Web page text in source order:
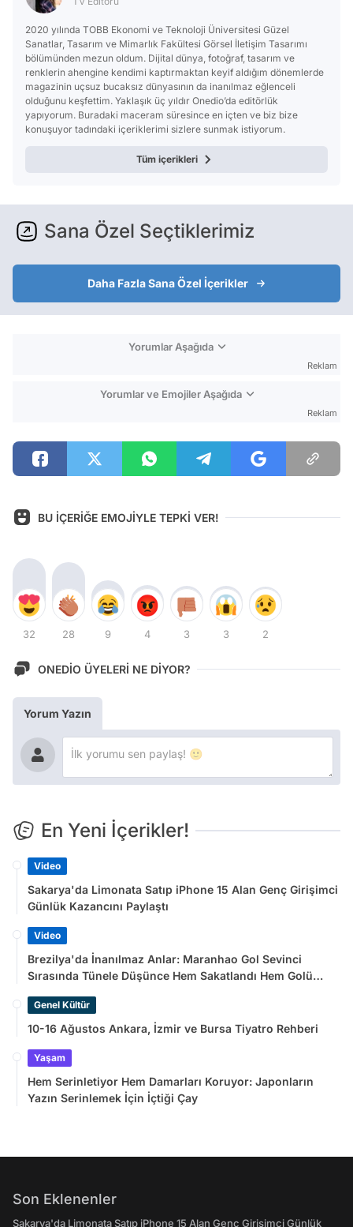
2020 yılında TOBB Ekonomi ve Teknoloji Üniversitesi Güzel
Sanatlar, Tasarım ve Mimarlık Fakültesi Görsel İletişim Tasarımı
bölümünden mezun oldum. Dijital dünya, fotoğraf, tasarım ve
renklerin ahengine kendimi kaptırmaktan keyif aldığım dönemlerde
magazinin uçsuz bucaksız dünyasının da inanılmaz eğlenceli
olduğunu keşfettim. Yaklaşık üç yıldır Onedio’da editörlük
yapıyorum. Buradaki maceram süresince en içten ve biz bize
konuşuyor tadındaki içeriklerimi sizlere sunmak istiyorum.
Tüm içerikleri
Sana Özel Seçtiklerimiz
Daha Fazla Sana Özel İçerikler
Yorumlar Aşağıda
Reklam
Yorumlar ve Emojiler Aşağıda
Reklam
BU İÇERİĞE EMOJİYLE TEPKİ VER!
32 28 9 4 3 3 2
ONEDİO ÜYELERİ NE DİYOR?
Yorum Yazın
En Yeni İçerikler!
Video
Sakarya'da Limonata Satıp iPhone 15 Alan Genç Girişimci
Günlük Kazancını Paylaştı
Video
Brezilya'da İnanılmaz Anlar: Maranhao Gol Sevinci
Sırasında Tünele Düşünce Hem Sakatlandı Hem Golü
Genel Kültür
10-16 Ağustos Ankara, İzmir ve Bursa Tiyatro Rehberi
Yaşam
Hem Serinletiyor Hem Damarları Koruyor: Japonların
Yazın Serinlemek İçin İçtiği Çay
Son Eklenenler
Sakarya'da Limonata Satıp iPhone 15 Alan Genç Girişimci Günlük